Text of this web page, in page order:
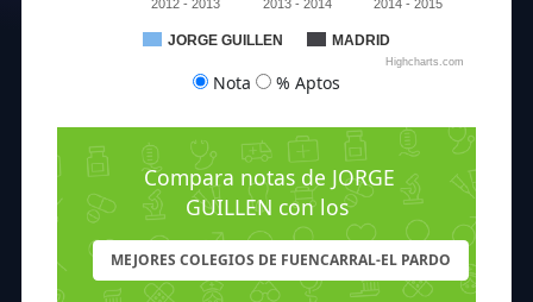
JORGE GUILLEN MADRID
2012 - 2013 2013 - 2014 2014 - 2015
Highcharts.com
Nota % Aptos
Compara notas de JORGE
GUILLEN con los
MEJORES COLEGIOS DE FUENCARRAL-EL PARDO